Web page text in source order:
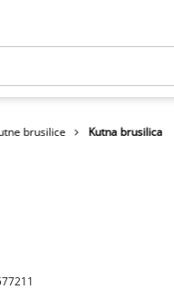
brusilice Kutna brusilica